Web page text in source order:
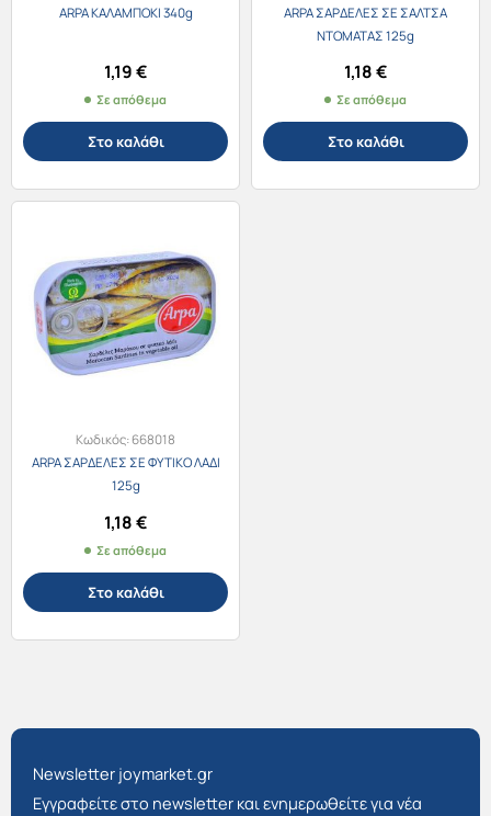
ARPA ΚΑΛΑΜΠΟΚΙ 340g
1,19€
Σε απόθεμα
Στο καλάθι
ARPA ΣΑΡΔΕΛΕΣ ΣΕ ΣΑΛΤΣΑ
ΝΤΟΜΑΤΑΣ 125g
1,18€
Σε απόθεμα
Στο καλάθι
Κωδικός:668018
ARPA ΣΑΡΔΕΛΕΣ ΣΕ ΦΥΤΙΚΟ ΛΑΔΙ
125g
1,18€
Σε απόθεμα
Στο καλάθι
Newsletter joymarket.gr
Εγγραφείτε στο newsletter και ενημερωθείτε για νέα